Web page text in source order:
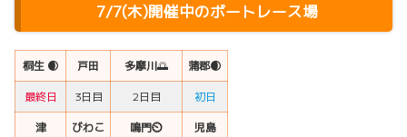
7/7(木)開催中のボートレース場
桐生 🌒 戸田 多摩川🌅
蒲郡🌒
最終日
3日目 2日目
初日
津
びわこ 鳴門⏲
児島